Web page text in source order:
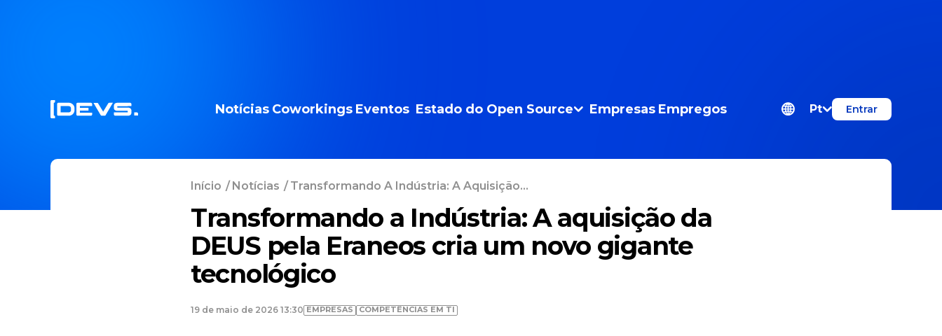
Notícias Coworkings Eventos Estado do Open Source Empresas Empregos Pt Entrar
Início /Notícias / Transformando A Indústria: A Aquisição...
Transformando a Indústria: A aquisição da
DEUS pela Eraneos cria um novo gigante
tecnológico
19 de maio de 2026 13:30 EMPRESAS COMPETÊNCIAS EM TI